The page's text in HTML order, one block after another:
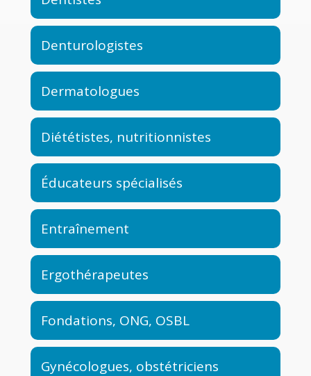
Denturologistes
Dermatologues
Diététistes, nutritionnistes
Éducateurs spécialisés
Entraînement
Ergothérapeutes
Fondations, ONG, OSBL
Gynécologues, obstétriciens